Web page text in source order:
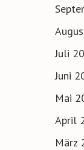
Juli
Juni
Mai
April
März